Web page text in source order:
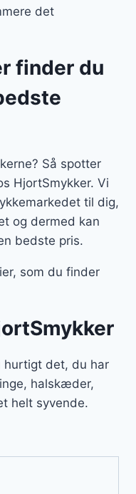
det
finder du
Så spotter
HjortSmykker. Vi
til dig,
og dermed kan
bedste pris.
som du finder
hurtigt det, du har
halskæder,
helt syvende.